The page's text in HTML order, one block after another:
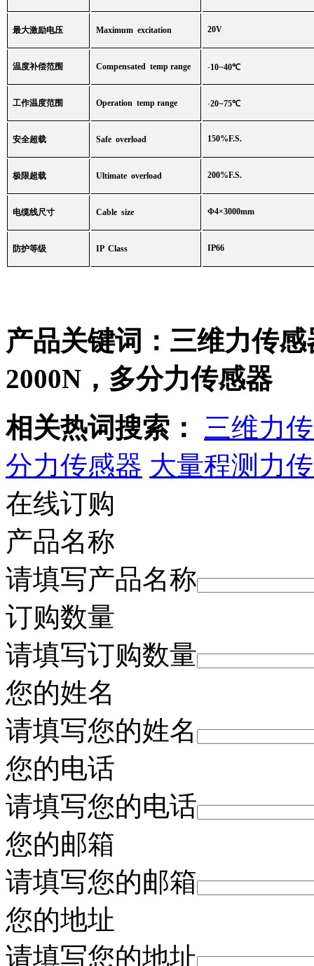
最大激励电压 Maximum excitation 20V
温度补偿范围 Compensated temp range -10~40℃
工作温度范围 Operation temp range -20~75℃
安全超载 Safe overload 150%F.S.
极限超载 Ultimate overload 200%F.S.
电缆线尺寸 Cable size Φ4×3000mm
防护等级 IP Class IP66
产品关键词：三维力传
2000N，多分力传感器
相关热词搜索：
三维力
分力传感器 大量程测力
在线订购
产品名称
请填写产品名称
订购数量
请填写订购数量
您的姓名
请填写您的姓名
您的电话
请填写您的电话
您的邮箱
请填写您的邮箱
您的地址
请填写您的地址